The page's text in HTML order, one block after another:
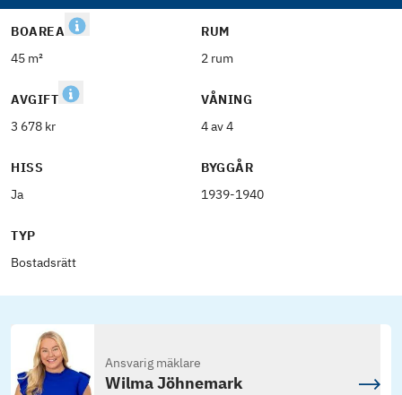
BOAREA
45 m²
RUM
2 rum
AVGIFT
3 678 kr
VÅNING
4 av 4
HISS
Ja
BYGGÅR
1939-1940
TYP
Bostadsrätt
Ansvarig mäklare
Wilma Jöhnemark